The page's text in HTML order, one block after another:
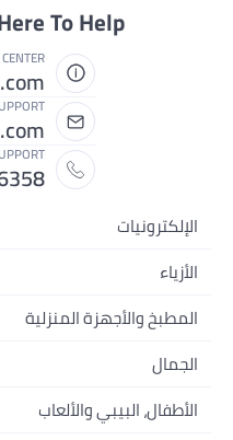
To Help
الإلكترونيات
الهواتف المتحركة
أجهزة الكمبيوتر المحمولة
الأجهزة المنزلية
التلفزيونات
الأزياء
أزياء نسائية
أزياء البنات
أزياء الأولاد
المطبخ والأجهزة المنزلية
المطبخ وأدوات الطعام
مستلزمات الحمام
الجمال
العطور النسائية
الأطفال، البيبي والألعاب